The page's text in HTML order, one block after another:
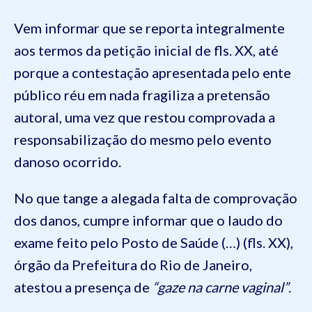
Vem informar que se reporta integralmente
aos termos da petição inicial de fls. XX, até
porque a contestação apresentada pelo ente
público réu em nada fragiliza a pretensão
autoral, uma vez que restou comprovada a
responsabilização do mesmo pelo evento
danoso ocorrido.
No que tange a alegada falta de comprovação
dos danos, cumpre informar que o laudo do
exame feito pelo Posto de Saúde (…) (fls. XX),
órgão da Prefeitura do Rio de Janeiro,
atestou a presença de “gaze na carne vaginal”.